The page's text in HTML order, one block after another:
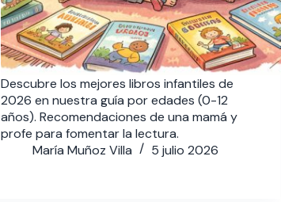
Descubre los mejores libros infantiles de
2026 en nuestra guía por edades (0-12
años). Recomendaciones de una mamá y
profe para fomentar la lectura.
María Muñoz Villa
5 julio 2026